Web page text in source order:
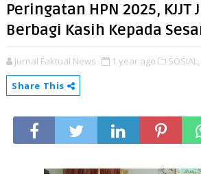
Peringatan HPN 2025, KJJT
Berbagi Kasih Kepada
Jurnal Faktual News 1 year ago
SOSIAL,
Share This